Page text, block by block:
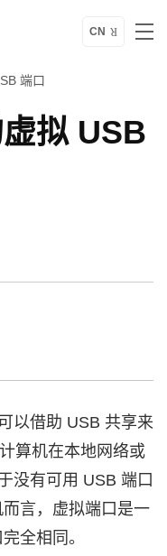
CN
端口
拟 USB
以借助 USB 共享来
算机在本地网络或
没有可用 USB 端口
言，虚拟端口是一
全相同。